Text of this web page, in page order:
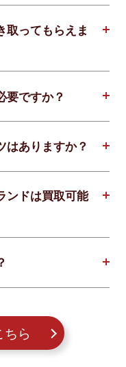
取ってもらえま
要ですか？
はありますか？
ンドは買取可能
ちら